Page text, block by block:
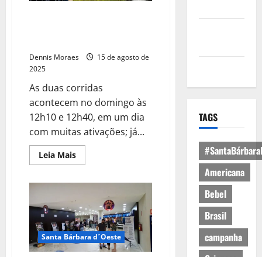
Dennis Moraes
15 de agosto de
2025
As duas corridas
acontecem no domingo às
12h10 e 12h40, em um dia
com muitas ativações; já...
Leia Mais
Santa Bárbara d´Oeste
TAGS
Americana
Bebel
Brasil
campanha